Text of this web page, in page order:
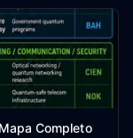
Completo